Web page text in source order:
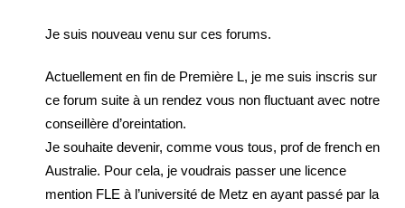
Je suis nouveau venu sur ces forums.
Actuellement en fin de Première L, je me suis inscris sur
ce forum suite à un rendez vous non fluctuant avec notre
conseillère d’oreintation.
Je souhaite devenir, comme vous tous, prof de french en
Australie. Pour cela, je voudrais passer une licence
mention FLE à l’université de Metz en ayant passé par la